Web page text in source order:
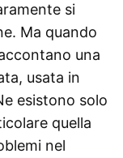
si
Ma quando
una
usata in
esistono solo
quella
nel